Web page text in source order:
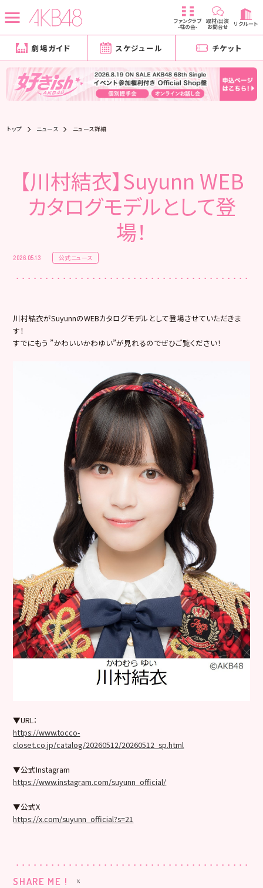
ファンクラブ
-柱の会-
取材/出演
お問合せ リクルート
劇場ガイド スケジュール チケット
トップ ニュース ニュース詳細
【川村結衣】Suyunn WEB
カタログモデルとして登
場！
2026.05.13 公式ニュース
川村結衣がSuyunnのWEBカタログモデルとして登場させていただきま
す！
すでにもう ”かわいいかわゆい”が見れるのでぜひご覧ください！
▼URL：
https://www.tocco-
closet.co.jp/catalog/20260512/20260512_sp.html
▼公式Instagram
https://www.instagram.com/suyunn_official/
▼公式X
https://x.com/suyunn_official?s=21
SHARE ME !